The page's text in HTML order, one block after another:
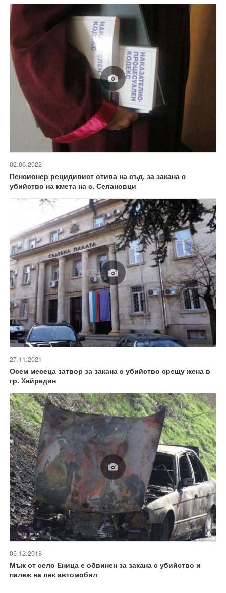
02.06.2022
Пенсионер рецидивист отива на съд, за закана с
убийство на кмета на с. Селановци
27.11.2021
Осем месеца затвор за закана с убийство срещу жена в
гр. Хайредин
05.12.2018
Мъж от село Еница е обвинен за закана с убийство и
палеж на лек автомобил